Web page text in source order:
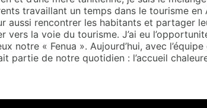
travaillant un temps dans le tourisme
aussi rencontrer les habitants et partager
vers la voie du tourisme. J’ai eu
notre « Fenua ». Aujourd’hui, avec
partie de notre quotidien : l’accueil